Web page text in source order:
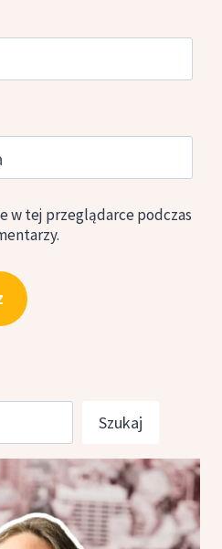
w tej przeglądarce podczas
Szukaj